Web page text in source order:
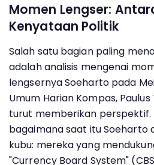
Momen Lengser:
Kenyataan Politik
Salah satu bagian paling
adalah analisis mengenai
lengsernya Soeharto pada
Umum Harian Kompas,
turut memberikan
bagaimana saat itu Soeharto
kubu: mereka yang
"Currency Board System"